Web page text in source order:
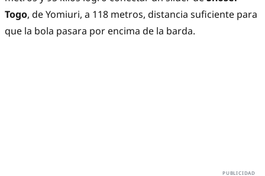
Togo, de Yomiuri, a 118 metros, distancia suficiente para
que la bola pasara por encima de la barda.